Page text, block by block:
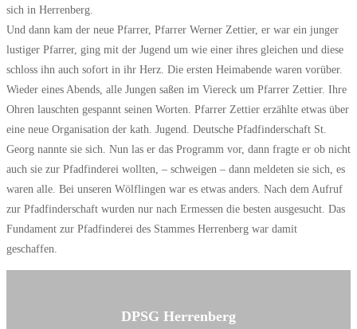
sich in Herrenberg.
Und dann kam der neue Pfarrer, Pfarrer Werner Zettier, er war ein junger
lustiger Pfarrer, ging mit der Jugend um wie einer ihres gleichen und diese
schloss ihn auch sofort in ihr Herz. Die ersten Heimabende waren vorüber.
Wieder eines Abends, alle Jungen saßen im Viereck um Pfarrer Zettier. Ihre
Ohren lauschten gespannt seinen Worten. Pfarrer Zettier erzählte etwas über
eine neue Organisation der kath. Jugend. Deutsche Pfadfinderschaft St.
Georg nannte sie sich. Nun las er das Programm vor, dann fragte er ob nicht
auch sie zur Pfadfinderei wollten, – schweigen – dann meldeten sie sich, es
waren alle. Bei unseren Wölflingen war es etwas anders. Nach dem Aufruf
zur Pfadfinderschaft wurden nur nach Ermessen die besten ausgesucht. Das
Fundament zur Pfadfinderei des Stammes Herrenberg war damit
geschaffen.
DPSG Herrenberg